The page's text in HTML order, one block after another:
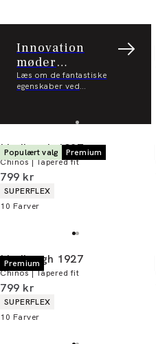
Innovation
møder
dagligdagens
funktionalitet
Læs om de fantastiske
egenskaber ved
Populært valg Premium
Lindbergh 1927
Chinos | Tapered fit
I alt (inkl. rabat)
799 kr
Produkt egenskaber
SUPERFLEX
10 Farver
Premium
Lindbergh 1927
Chinos | Tapered fit
I alt (inkl. rabat)
799 kr
Produkt egenskaber
SUPERFLEX
10 Farver